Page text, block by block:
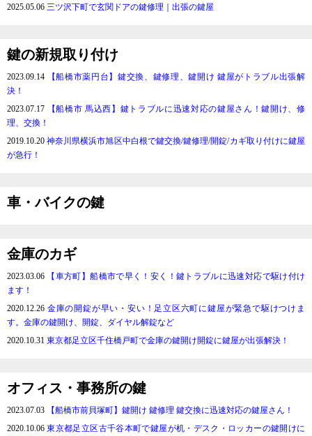
2025.05.06 三ツ沢下町で玄関ドアの鍵修理｜出張の鍵屋
鍵の新規取り付け
2023.09.14
【船橋市薬円台】鍵交換、鍵修理、鍵開け 鍵屋がトラブル出張解
決！
2023.07.17
【船橋市 馬込西】鍵トラブルに迅速対応の鍵屋さん！鍵開け、修
理、交換！
2019.10.20神奈川県横浜市旭区中白根で鍵交換/鍵修理/開錠/カギ取り付けに鍵屋
が急行！
車・バイクの鍵
金庫のカギ
2023.03.06
【車方町】船橋市で早く！安く！鍵トラブルに迅速対応で駆け付け
ます！
2020.12.26 金庫の開錠が早い・安い！足立区六町に鍵屋が緊急で駆けつけま
す。金庫の鍵開け、開錠、ダイヤル解錠など
2020.10.31 東京都足立区千住橋戸町で金庫の鍵開け開錠に鍵屋が出張解決！
オフィス・事務所の鍵
2023.07.03
【船橋市前貝塚町】鍵開け 鍵修理 鍵交換に迅速対応の鍵屋さん！
2020.10.06東京都足立区古千谷本町で鍵屋が机・デスク・ロッカーの鍵開けに